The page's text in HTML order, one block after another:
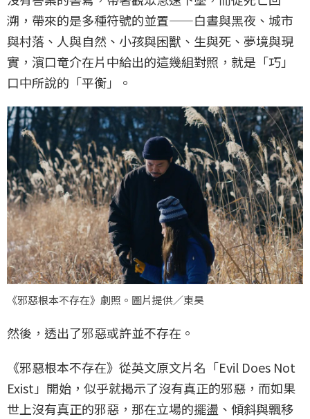
溯，帶來的是多種符號的並置——白晝與黑夜、城市
與村落、人與自然、小孩與困獸、生與死、夢境與現
實，濱口竜介在片中給出的這幾組對照，就是「巧」
口中所說的「平衡」。
《邪惡根本不存在》劇照。圖片提供／東昊
然後，透出了邪惡或許並不存在。
《邪惡根本不存在》從英文原文片名「Evil Does Not
Exist」開始，似乎就揭示了沒有真正的邪惡，而如果
世上沒有真正的邪惡，那在立場的擺盪、傾斜與飄移